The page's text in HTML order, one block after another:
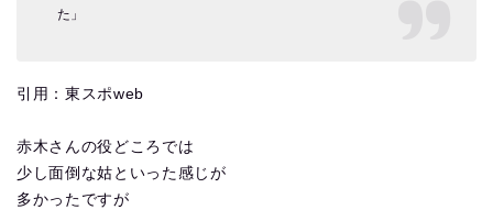
た」
引用：東スポweb
赤木さんの役どころでは
少し面倒な姑といった感じが
多かったですが